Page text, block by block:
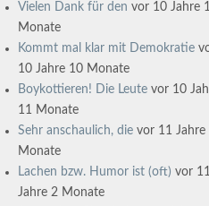
Vielen Dank für den vor 10 Jahre
Monate
Kommt mal klar mit Demokratie
10 Jahre 10 Monate
Boykottieren! Die Leute vor 10
11 Monate
Sehr anschaulich, die vor 11 Jahre
Monate
Lachen bzw. Humor ist (oft) vor 11
Jahre 2 Monate